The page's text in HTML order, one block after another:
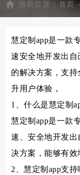
当前位置： 首页
慧定制app是一款
速安全地开发出
的解决方案，支
升用户体验，
1、什么是慧定制
慧定制app是一款
速、安全地开发
决方案，能够有效
2、慧定制app支持